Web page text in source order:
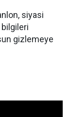
siyasi
gizlemeye